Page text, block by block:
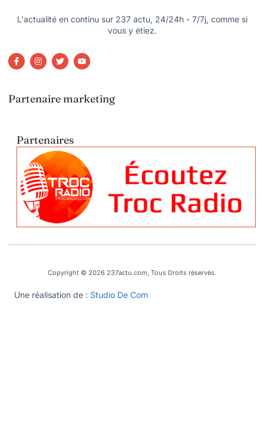
L'actualité en continu sur 237 actu, 24/24h - 7/7j, comme si
vous y étiez.
Partenaire marketing
Partenaires
Copyright © 2026 237actu.com, Tous Droits réservés.
Une réalisation de : Studio De Com